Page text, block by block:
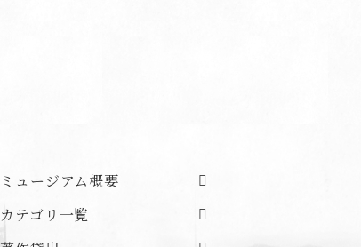
ミュージアム概要
カテゴリ一覧